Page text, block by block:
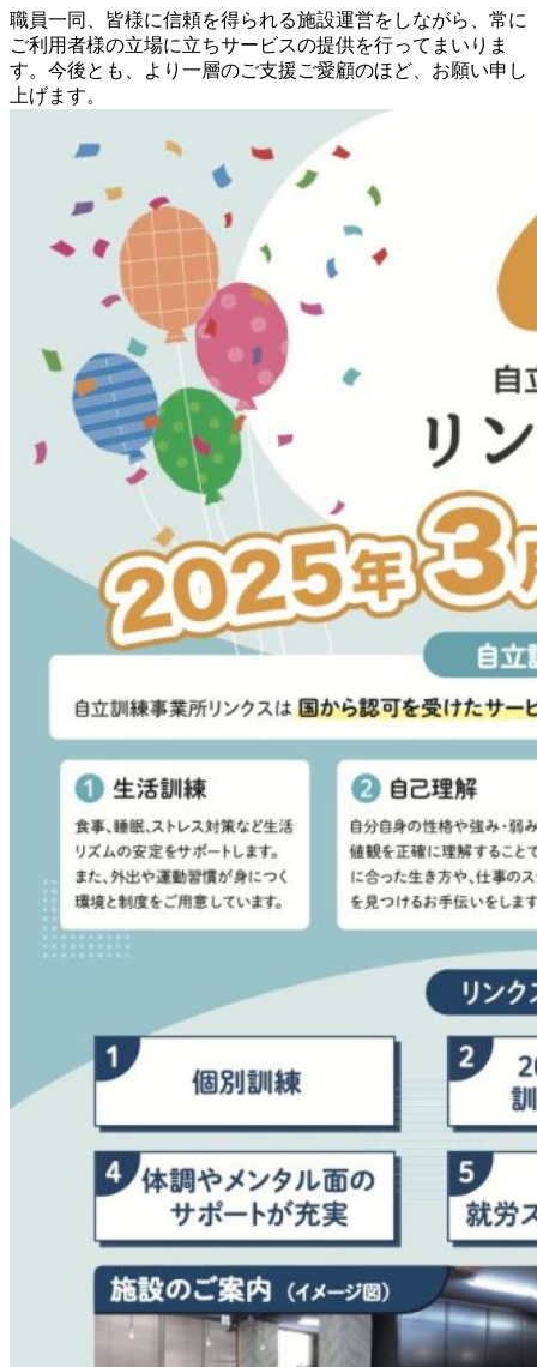
職員一同、皆様に信頼を得られる施設運営をしながら、常に
ご利用者様の立場に立ちサービスの提供を行ってまいりま
す。今後とも、より一層のご支援ご愛顧のほど、お願い申し
上げます。